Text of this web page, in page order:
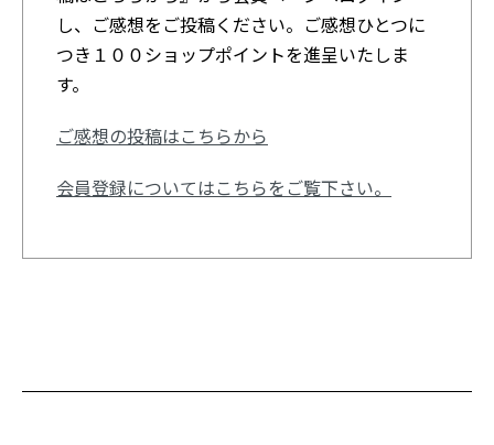
し、ご感想をご投稿ください。ご感想ひとつに
つき１００ショップポイントを進呈いたしま
す。
ご感想の投稿はこちらから
会員登録についてはこちらをご覧下さい。